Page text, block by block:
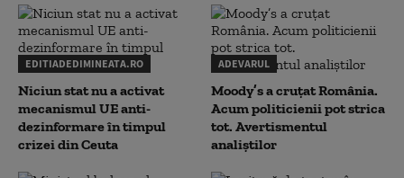
EDITIADEDIMINEATA.RO
Niciun stat nu a activat
mecanismul UE anti-
dezinformare în timpul
crizei din Ceuta
ADEVARUL
Moody’s a cruțat România.
Acum politicienii pot strica
tot. Avertismentul
analiștilor